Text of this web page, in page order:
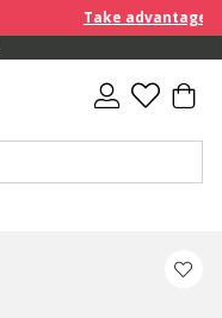
Take advantage